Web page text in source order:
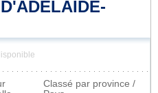
Classé par province /